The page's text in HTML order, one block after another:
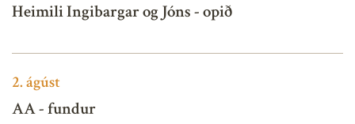
Heimili Ingibargar og Jóns - opið
2.ágúst
AA - fundur